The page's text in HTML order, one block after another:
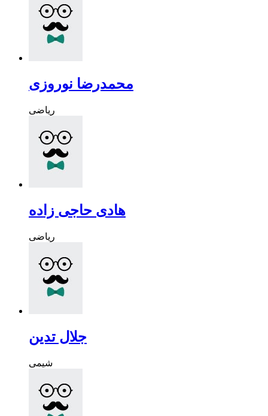
محمدرضا نوروزی
ریاضی
هادی حاجی زاده
ریاضی
جلال تدین
شیمی